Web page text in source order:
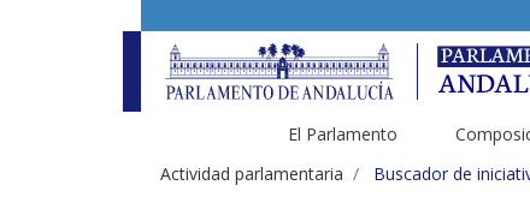
El Parlamento
Actividad parlamentaria
Buscador de